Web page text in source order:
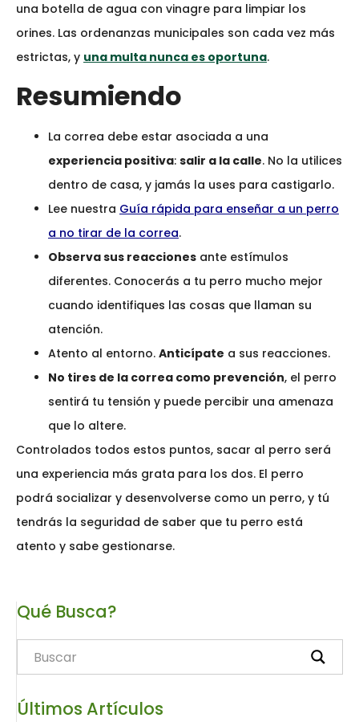
una botella de agua con vinagre para limpiar los
orines. Las ordenanzas municipales son cada vez más
estrictas, y una multa nunca es oportuna.
Resumiendo
La correa debe estar asociada a una
experiencia positiva: salir a la calle. No la utilices
dentro de casa, y jamás la uses para castigarlo.
Lee nuestra Guía rápida para enseñar a un perro
a no tirar de la correa.
Observa sus reacciones ante estímulos
diferentes. Conocerás a tu perro mucho mejor
cuando identifiques las cosas que llaman su
atención.
Atento al entorno. Anticípate a sus reacciones.
No tires de la correa como prevención, el perro
sentirá tu tensión y puede percibir una amenaza
que lo altere.
Controlados todos estos puntos, sacar al perro será
una experiencia más grata para los dos. El perro
podrá socializar y desenvolverse como un perro, y tú
tendrás la seguridad de saber que tu perro está
atento y sabe gestionarse.
Qué Busca?
Últimos Artículos